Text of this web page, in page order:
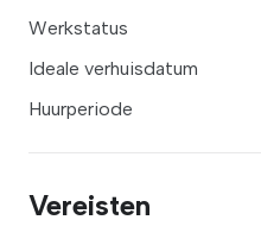
Werkstatus
Ideale verhuisdatum
Huurperiode
Vereisten